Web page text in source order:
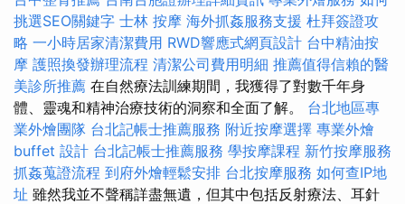
挑選SEO關鍵字 士林 按摩 海外抓姦服務支援 杜拜簽證攻
略 一小時居家清潔費用 RWD響應式網頁設計 台中精油按
摩 護照換發辦理流程 清潔公司費用明細 推薦值得信賴的醫
美診所推薦 在自然療法訓練期間，我獲得了對數千年身
體、靈魂和精神治療技術的洞察和全面了解。 台北地區專
業外燴團隊 台北記帳士推薦服務 附近按摩選擇 專業外燴
buffet 設計 台北記帳士推薦服務 學按摩課程 新竹按摩服務
抓姦蒐證流程 到府外燴輕鬆安排 台北按摩服務 如何查IP地
址 雖然我並不聲稱詳盡無遺，但其中包括反射療法、耳針